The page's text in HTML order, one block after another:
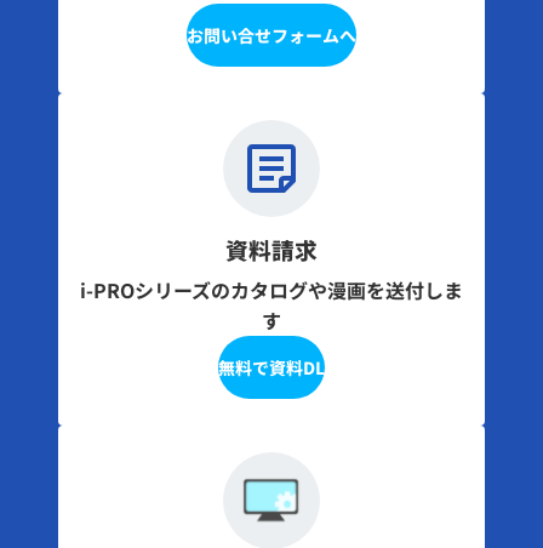
お問い合せフォームへ
資料請求
i-PROシリーズのカタログや漫画を送付しま
す
無料で資料DL